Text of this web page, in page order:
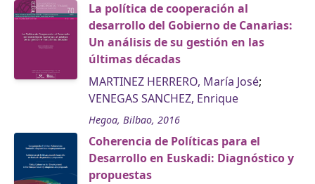
La política de cooperación al
desarrollo del Gobierno de Canarias:
Un análisis de su gestión en las
últimas décadas
MARTINEZ HERRERO, María José;
VENEGAS SANCHEZ, Enrique
Hegoa, Bilbao, 2016
Coherencia de Políticas para el
Desarrollo en Euskadi: Diagnóstico y
propuestas